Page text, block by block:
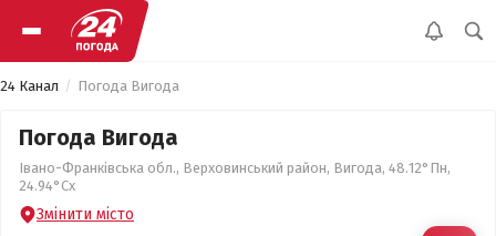
24 Канал Погода Вигода
Погода Вигода
Івано-Франківська обл., Верховинський район, Вигода, 48.12°Пн,
24.94°Сх
Змінити місто